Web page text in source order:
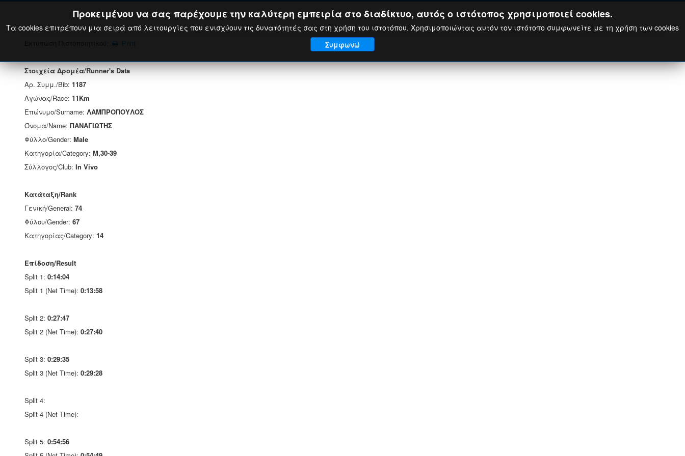
Print
Στοιχεία Δρομέα/Runner's Data
Αρ. Συμμ./Bib: 1187
Αγώνας/Race: 11Km
Επώνυμο/Surname: ΛΑΜΠΡΟΠΟΥΛΟΣ
Όνομα/Name: ΠΑΝΑΓΙΩΤΗΣ
Φύλλο/Gender: Male
Κατηγορία/Category: M,30-39
Σύλλογος/Club: In Vivo
Κατάταξη/Rank
Γενική/General: 74
Φύλου/Gender: 67
Κατηγορίας/Category: 14
Επίδοση/Result
Split 1: 0:14:04
Split 1 (Net Time): 0:13:58
Split 2: 0:27:47
Split 2 (Net Time): 0:27:40
Split 3: 0:29:35
Split 3 (Net Time): 0:29:28
Split 4:
Split 4 (Net Time):
Split 5: 0:54:56
Προκειμένου να σας παρέχουμε την καλύτερη εμπειρία στο διαδίκτυο, αυτός ο ιστότοπος χρησιμοποιεί cookies.
Τα cookies επιτρέπουν μια σειρά από λειτουργίες που ενισχύουν τις δυνατότητές σας στη χρήση του ιστοτόπου. Χρησιμοποιώντας αυτόν τον ιστότοπο συμφωνείτε με τη χρήση των cookies
Συμφωνώ